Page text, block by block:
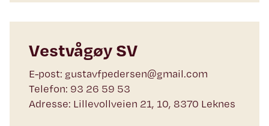
Vestvågøy SV
E-post: gustavfpedersen@gmail.com
Telefon: 93 26 59 53
Adresse: Lillevollveien 21, 10, 8370 Leknes